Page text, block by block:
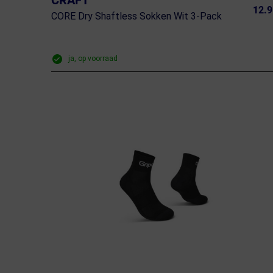
CORE Dry Shaftless Sokken Wit 3-Pack
ja, op voorraad